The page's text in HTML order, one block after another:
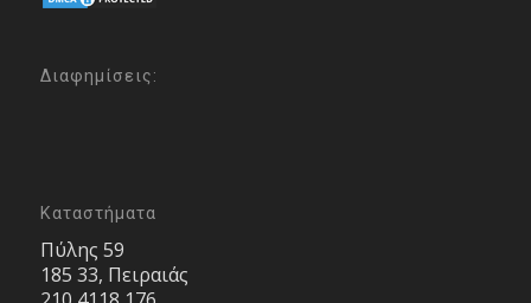
Διαφημίσεις:
Καταστήματα
Πύλης 59
185 33, Πειραιάς